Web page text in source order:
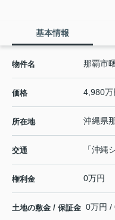
基本情報
物件名 那覇市
価格 4,980万
所在地 沖縄県
交通 「沖
権利金 0万円
土地の敷金 / 保証金 0万円 /